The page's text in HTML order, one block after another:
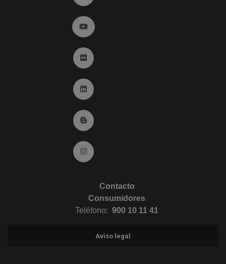
Ir a YouTube (abre en ventana nueva)
Ir a Flickr (abre en ventana nueva)
Ir a Linkedin (abre en ventana nueva)
Ir al Blog (abre en ventana nueva)
Ir a Instagram (abre en ventana nueva)
Contacto
Consumidores
Teléfono: 900 10 11 41
Aviso legal